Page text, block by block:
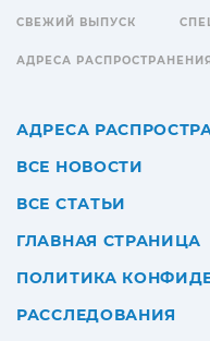
СВЕЖИЙ ВЫПУСК
АДРЕСА РАСПРОСТРАНЕНИЯ
АДРЕСА
ВСЕ НОВОСТИ
ВСЕ СТАТЬИ
ГЛАВНАЯ СТРАНИЦА
ПОЛИТИКА
РАССЛЕДОВАНИЯ